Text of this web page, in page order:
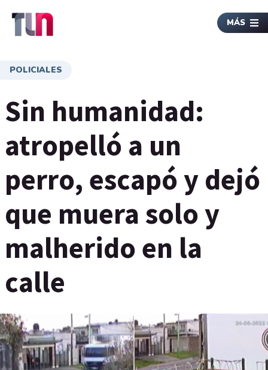
MÁS
POLICIALES
Sin humanidad:
atropelló a un
perro, escapó y dejó
que muera solo y
malherido en la
calle